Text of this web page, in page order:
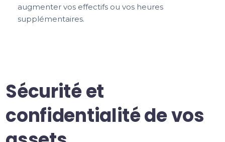
augmenter vos effectifs ou vos heures
supplémentaires.
Sécurité et
confidentialité de vos